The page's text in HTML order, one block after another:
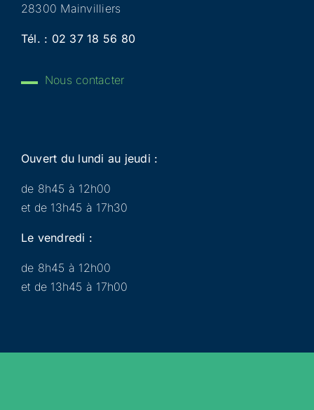
28300 Mainvilliers
Tél. : 02 37 18 56 80
Nous contacter
Ouvert du lundi au jeudi :
de 8h45 à 12h00
et de 13h45 à 17h30
Le vendredi :
de 8h45 à 12h00
et de 13h45 à 17h00